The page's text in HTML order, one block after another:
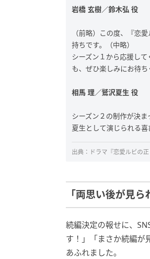
岩橋 玄樹／鈴木弘 役
（前略）この度、『恋
持ちです。（中略）
シーズン１から応援し
も、ぜひ楽しみにお待ち
相馬 理／鷲沢夏生 役
シーズン２の制作が決
夏生として演じられる
出典： ドラマ『恋愛ルビの
「両思い後が見
続編決定の報せに、
す！」「まさか続編が
あふれました。